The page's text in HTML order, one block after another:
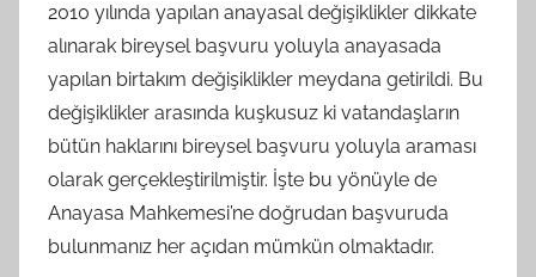
2010 yılında yapılan anayasal değişiklikler dikkate
alınarak bireysel başvuru yoluyla anayasada
yapılan birtakım değişiklikler meydana getirildi. Bu
değişiklikler arasında kuşkusuz ki vatandaşların
bütün haklarını bireysel başvuru yoluyla araması
olarak gerçekleştirilmiştir. İşte bu yönüyle de
Anayasa Mahkemesi’ne doğrudan başvuruda
bulunmanız her açıdan mümkün olmaktadır.